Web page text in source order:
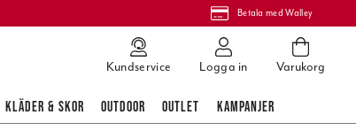
Betala med Walley
Kundservice Logga in Varukorg
KLÄDER & SKOR OUTDOOR OUTLET KAMPANJER